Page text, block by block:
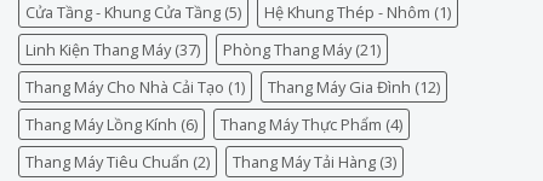
Cửa Tầng - Khung Cửa Tầng (5) Hệ Khung Thép - Nhôm (1)
Linh Kiện Thang Máy(37) Phòng Thang Máy(21)
Thang Máy Cho Nhà Cải Tạo (1) Thang Máy Gia Đình (12)
Thang Máy Lồng Kính (6) Thang Máy Thực Phẩm (4)
Thang Máy Tiêu Chuẩn (2) Thang Máy Tải Hàng (3)